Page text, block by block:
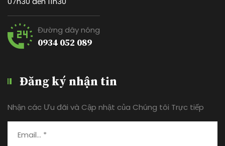
Đường dây nóng
0934 052 089
Đăng ký nhận tin
Nhận các Ưu đãi và Cập nhật của Chúng tôi Trực tiếp